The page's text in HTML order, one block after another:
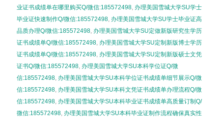
业证书成绩单在哪里购买Q/微信:185572498, 办理美国雪城大学SU学士
毕业证快速制作Q/微信:185572498, 办理美国雪城大学SU学士毕业证高
品质办理Q/微信:185572498, 办理美国雪城大学SU定做新版研究生学历
证书成绩单Q/微信:185572498, 办理美国雪城大学SU定制新版博士学历
证书成绩单Q/微信:185572498, 办理美国雪城大学SU定制新版硕士文凭
证书Q/微信:185572498, 办理美国雪城大学SU本科学位证Q/微
信:185572498, 办理美国雪城大学SU本科学位证书成绩单细节展示Q/微
信:185572498, 办理美国雪城大学SU本科文凭证书成绩单办理流程Q/微
信:185572498, 办理美国雪城大学SU本科毕业证书成绩单高质量订制Q/
微信:185572498, 办理美国雪城大学SU本科毕业证制作流程确保真实性